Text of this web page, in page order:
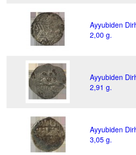
Ayyubiden
2,00 g.
Ayyubiden
2,91 g.
Ayyubiden
3,05 g.